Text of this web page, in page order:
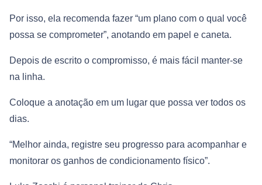
Por isso, ela recomenda fazer “um plano com o qual você
possa se comprometer”, anotando em papel e caneta.
Depois de escrito o compromisso, é mais fácil manter-se
na linha.
Coloque a anotação em um lugar que possa ver todos os
dias.
“Melhor ainda, registre seu progresso para acompanhar e
monitorar os ganhos de condicionamento físico”.